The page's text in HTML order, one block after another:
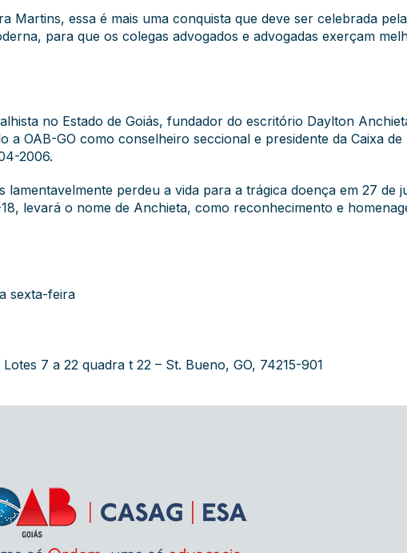
Martins, essa é mais uma conquista que deve ser celebrada pela
para que os colegas advogados e advogadas exerçam
no Estado de Goiás, fundador do escritório Daylton
OAB-GO como conselheiro seccional e presidente da Caixa de
2006.
perdeu a vida para a trágica doença em 27 de
levará o nome de Anchieta, como reconhecimento e
sexta-feira
7 a 22 quadra t 22 – St. Bueno, GO, 74215-901